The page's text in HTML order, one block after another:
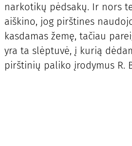
narkotikų pėdsakų. Ir nors
aiškino, jog pirštines
kasdamas žemę, tačiau
yra ta slėptuvė, į kurią
pirštinių paliko įrodymus R.